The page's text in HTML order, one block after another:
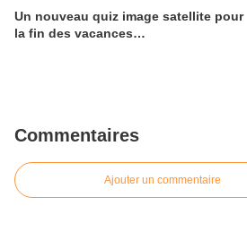
Un nouveau quiz image satellite pour
la fin des vacances…
Commentaires
Ajouter un commentaire